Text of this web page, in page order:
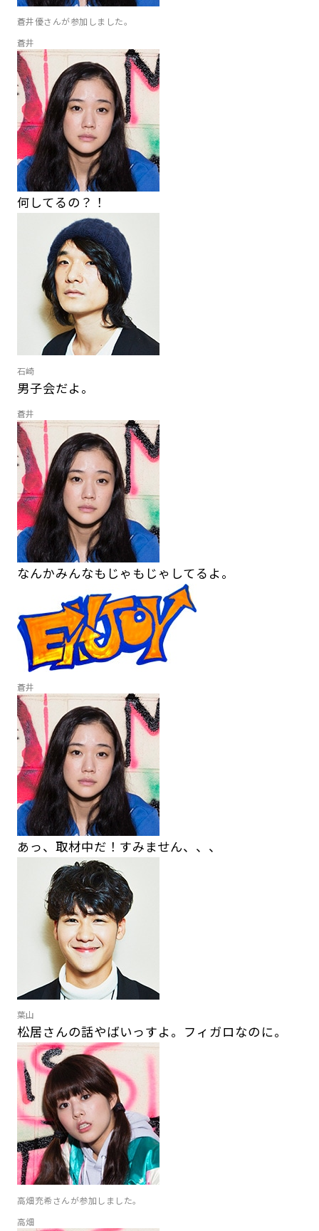
蒼井優さんが参加しました。
蒼井
何してるの？！
石崎
男子会だよ。
蒼井
なんかみんなもじゃもじゃしてるよ。
蒼井
あっ、取材中だ！すみません、、、
葉山
松居さんの話やばいっすよ。フィガロなのに。
高畑充希さんが参加しました。
高畑